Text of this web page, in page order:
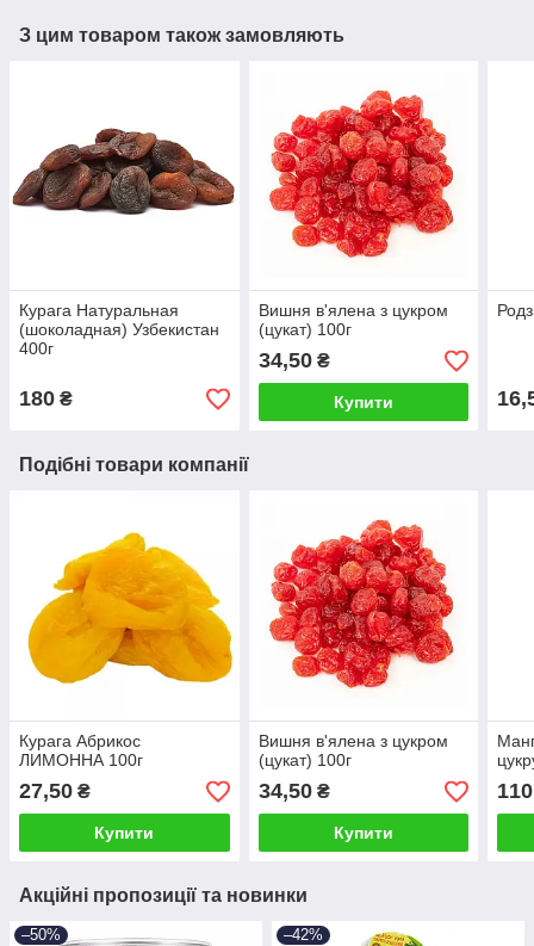
З цим товаром також замовляють
Курага Натуральная
(шоколадная) Узбекистан
400г
180 ₴
Вишня в'ялена з цукром
(цукат) 100г
34,50₴
Купити
Подібні товари компанії
Курага Абрикос
ЛИМОННА 100г
27,50 ₴
Купити
Вишня в'ялена з цукром
(цукат) 100г
34,50₴
Купити
110
Акційні пропозиції та новинки
–50% –42%